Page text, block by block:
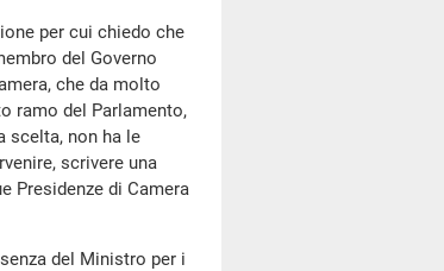
per cui chiedo che
del Governo
che da molto
ramo del Parlamento,
scelta, non ha le
scrivere una
Presidenze di Camera
del Ministro per i